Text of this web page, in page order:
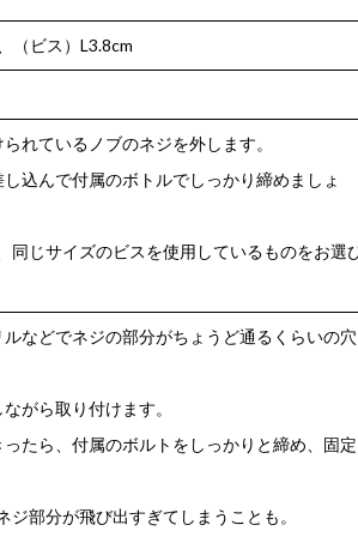
（ビス）L3.8cm
れているノブのネジを外します。
し込んで付属のボトルでしっかり締めましょ
同じサイズのビスを使用しているものをお選
ルなどでネジの部分がちょうど通るくらいの穴
がら取り付けます。
ったら、付属のボルトをしっかりと締め、固定
部分が飛び出すぎてしまうことも。